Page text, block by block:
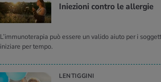
Inie­zio­ni con­tro le al­ler­gie
L’immunoterapia può essere un valido aiuto per i
iniziare per tempo.
LENTIGGINI